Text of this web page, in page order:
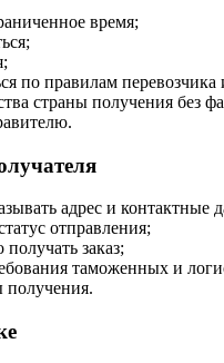
время;
по правилам перевозчика
страны получения без
адрес и контактные
отправления;
заказ;
таможенных и
получения.